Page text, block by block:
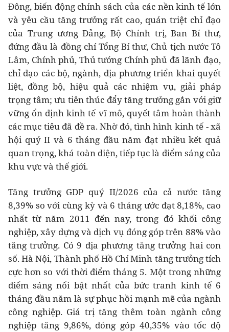
Đông, biến động chính sách của các nền kinh tế lớn
và yêu cầu tăng trưởng rất cao, quán triệt chỉ đạo
của Trung ương Đảng, Bộ Chính trị, Ban Bí thư,
đứng đầu là đồng chí Tổng Bí thư, Chủ tịch nước Tô
Lâm, Chính phủ, Thủ tướng Chính phủ đã lãnh đạo,
chỉ đạo các bộ, ngành, địa phương triển khai quyết
liệt, đồng bộ, hiệu quả các nhiệm vụ, giải pháp
trọng tâm; ưu tiên thúc đẩy tăng trưởng gắn với giữ
vững ổn định kinh tế vĩ mô, quyết tâm hoàn thành
các mục tiêu đã đề ra. Nhờ đó, tình hình kinh tế - xã
hội quý II và 6 tháng đầu năm đạt nhiều kết quả
quan trọng, khá toàn diện, tiếp tục là điểm sáng của
khu vực và thế giới.
Tăng trưởng GDP quý II/2026 của cả nước tăng
8,39% so với cùng kỳ và 6 tháng ước đạt 8,18%, cao
nhất từ năm 2011 đến nay, trong đó khối công
nghiệp, xây dựng và dịch vụ đóng góp trên 88% vào
tăng trưởng. Có 9 địa phương tăng trưởng hai con
số. Hà Nội, Thành phố Hồ Chí Minh tăng trưởng tích
cực hơn so với thời điểm tháng 5. Một trong những
điểm sáng nổi bật nhất của bức tranh kinh tế 6
tháng đầu năm là sự phục hồi mạnh mẽ của ngành
công nghiệp. Giá trị tăng thêm toàn ngành công
nghiệp tăng 9,86%, đóng góp 40,35% vào tốc độ